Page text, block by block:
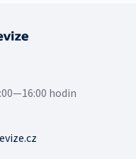
hodin